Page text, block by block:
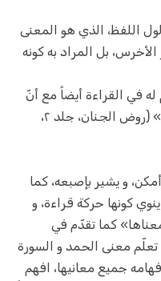
اللفظ، الذي هو المعنى
بل المراد به كونه
في القراءة أيضاً مع أنّ
تفسير القراءة لا يجب تعلّمه قطعاً.» (روض الجنان، جلد ۲،
و يشير بإصبعه، كما
كونها حركة قراءة، و
كما تقدّم في
تعلّم معنى الحمد و السورة
جميع معانيها، افهم